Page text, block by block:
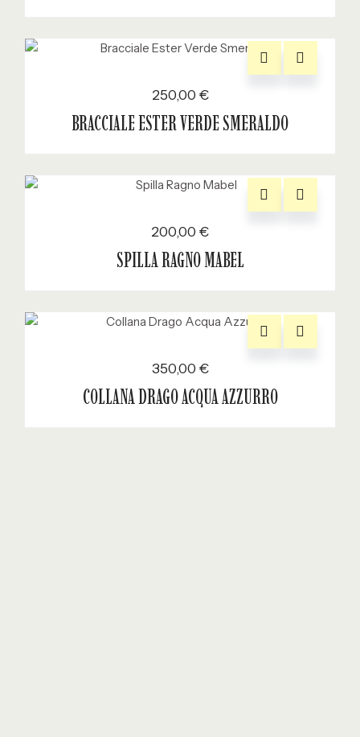
250,00 €
BRACCIALE ESTER VERDE SMERALDO
200,00 €
SPILLA RAGNO MABEL
350,00 €
COLLANA DRAGO ACQUA AZZURRO